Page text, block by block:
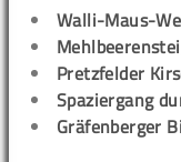
Walli-Maus-
Pretzfelder
Spaziergang
Gräfenberger